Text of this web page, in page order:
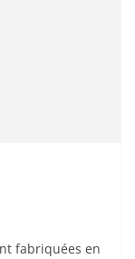
fabriquées en